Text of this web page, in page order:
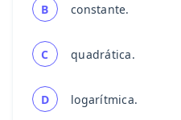
B constante.
C quadrática.
D logarítmica.